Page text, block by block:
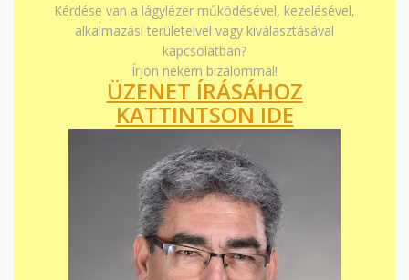
Kérdése van a lágylézer működésével, kezelésével,
alkalmazási területeivel vagy kiválasztásával
kapcsolatban?
Írjon nekem bizalommal!
ÜZENET ÍRÁSÁHOZ
KATTINTSON IDE